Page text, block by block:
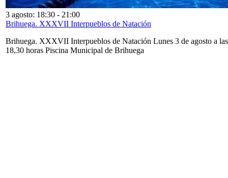
3 agosto: 18:30 - 21:00
Brihuega. XXXVII Interpueblos de Natación
Brihuega. XXXVII Interpueblos de Natación Lunes 3 de agosto a las
18,30 horas Piscina Municipal de Brihuega